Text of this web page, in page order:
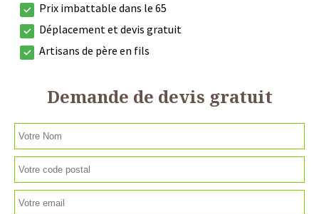
Prix imbattable dans le 65
Déplacement et devis gratuit
Artisans de père en fils
Demande de devis gratuit